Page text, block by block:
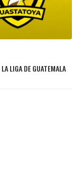
LIGA DE GUATEMALA